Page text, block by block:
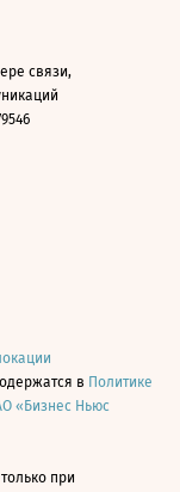
связи,
в Политике
«Бизнес Ньюс
при